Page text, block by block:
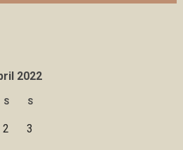
2022
S S
2 3